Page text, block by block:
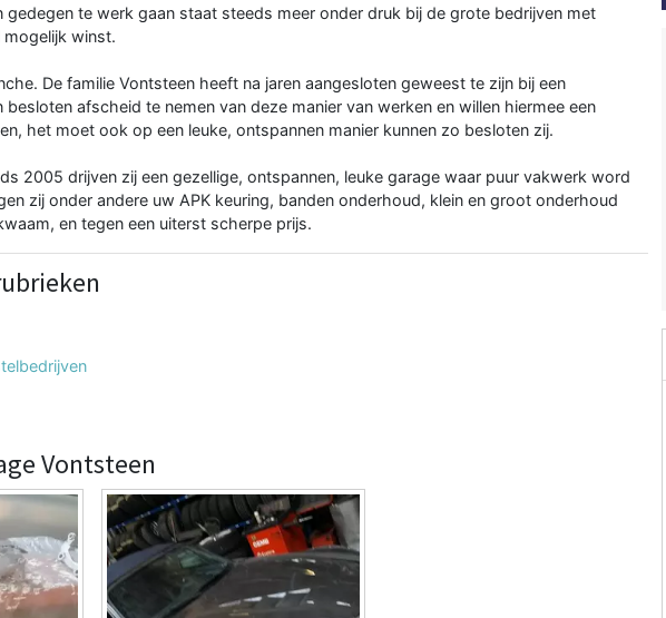
gedegen te werk gaan staat steeds meer onder druk bij de grote bedrijven met
mogelijk winst.
De familie Vontsteen heeft na jaren aangesloten geweest te zijn bij een
besloten afscheid te nemen van deze manier van werken en willen hiermee een
het moet ook op een leuke, ontspannen manier kunnen zo besloten zij.
2005 drijven zij een gezellige, ontspannen, leuke garage waar puur vakwerk word
zij onder andere uw APK keuring, banden onderhoud, klein en groot onderhoud
en tegen een uiterst scherpe prijs.
Vontsteen